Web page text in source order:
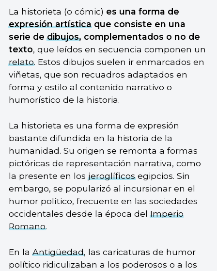
La historieta (o cómic) es una forma de
expresión artísticaque consiste en una
serie dedibujos, complementados o no de
texto, que leídos en secuencia componen un
relato. Estos dibujos suelen ir enmarcados en
viñetas, que son recuadros adaptados en
forma y estilo al contenido narrativo o
humorístico de la historia.
La historieta es una forma de expresión
bastante difundida en la historia de la
humanidad. Su origen se remonta a formas
pictóricas de representación narrativa, como
la presente en losjeroglíficosegipcios. Sin
embargo, se popularizó al incursionar en el
humor político, frecuente en las sociedades
occidentales desde la época delImperio
Romano.
En laAntigüedad, las caricaturas de humor
político ridiculizaban a los poderosos o a los